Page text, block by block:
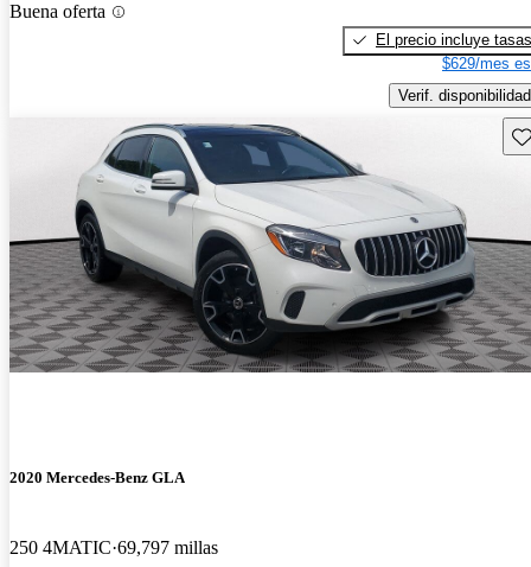
Buena oferta
El precio incluye tasas
$629/mes
Verif. disponibilidad
2020 Mercedes-Benz GLA
250 4MATIC 69,797 millas